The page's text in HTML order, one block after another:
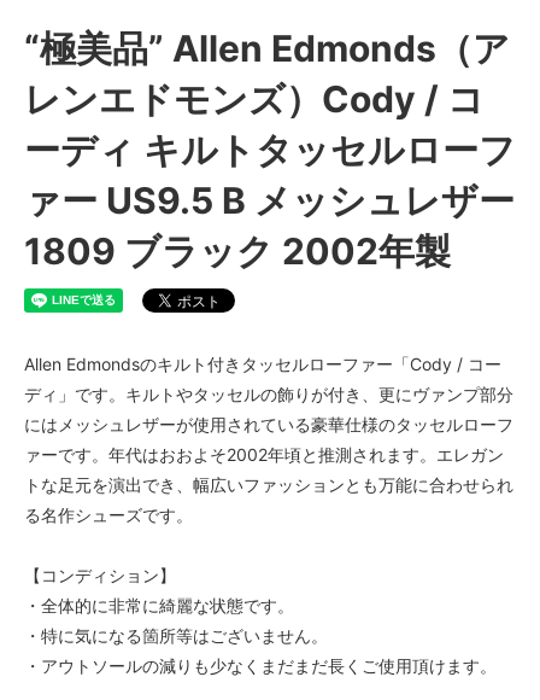
“極美品” Allen Edmonds（ア
レンエドモンズ）Cody / コ
ーディ キルトタッセルローフ
ァー US9.5 B メッシュレザー
1809 ブラック 2002年製
Allen Edmondsのキルト付きタッセルローファー「Cody / コー
ディ」です。キルトやタッセルの飾りが付き、更にヴァンプ部分
にはメッシュレザーが使用されている豪華仕様のタッセルローフ
ァーです。年代はおおよそ2002年頃と推測されます。エレガン
トな足元を演出でき、幅広いファッションとも万能に合わせられ
る名作シューズです。
【コンディション】
・全体的に非常に綺麗な状態です。
・特に気になる箇所等はございません。
・アウトソールの減りも少なくまだまだ長くご使用頂けます。